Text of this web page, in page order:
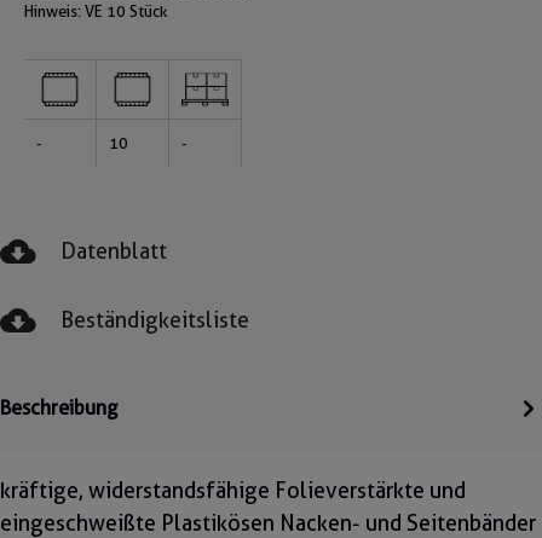
Hinweis: VE 10 Stück
- 10 -
Datenblatt
Beständigkeitsliste
Beschreibung
kräftige, widerstandsfähige Folieverstärkte und
eingeschweißte Plastikösen Nacken- und Seitenbänder